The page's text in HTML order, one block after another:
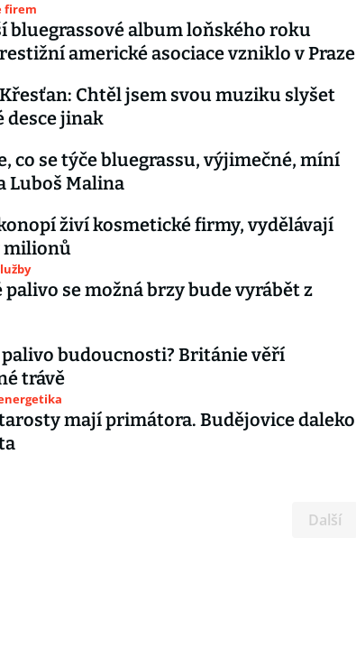
firem
bluegrassové album loňského roku
americké asociace vzniklo v Praze
Chtěl jsem svou muziku slyšet
desce jinak
co se týče bluegrassu, výjimečné, míní
Luboš Malina
živí kosmetické firmy, vydělávají
milionů
palivo se možná brzy bude vyrábět z
palivo budoucnosti? Británie věří
trávě
mají primátora. Budějovice daleko
Další